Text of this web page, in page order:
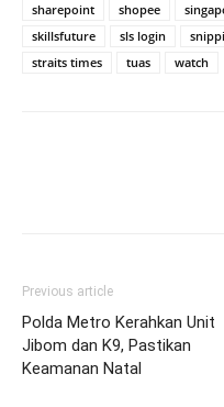
sharepoint
shopee
skillsfuture
sls login
straits times
tuas watch
Previous article
Polda Metro Kerahkan Unit
Jibom dan K9, Pastikan
Keamanan Natal